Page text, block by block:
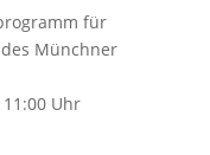
für
Münchner
Uhr